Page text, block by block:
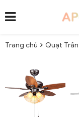
Trang chủ Quạt Trần